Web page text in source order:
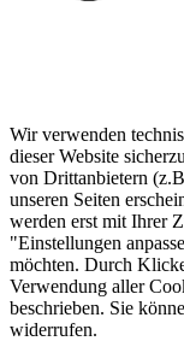
Wir verwenden
dieser Website
von Drittanbietern
unseren Seiten
werden erst mit Ihrer
"Einstellungen
möchten. Durch
Verwendung aller
beschrieben. Sie
widerrufen.